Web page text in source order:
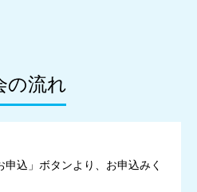
の流れ
込」ボタンより、お申込みく